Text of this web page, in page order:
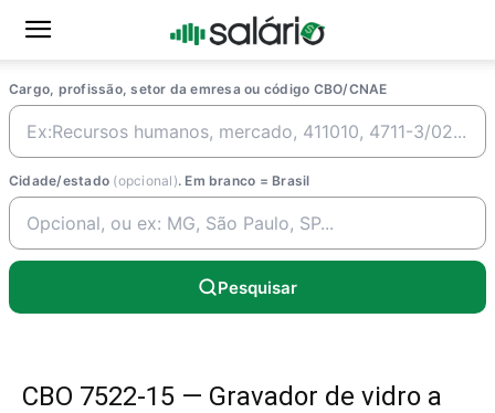
Cargo, profissão, setor da emresa ou código CBO/CNAE
Cidade/estado (opcional). Em branco = Brasil
Pesquisar
CBO 7522-15 — Gravador de vidro a